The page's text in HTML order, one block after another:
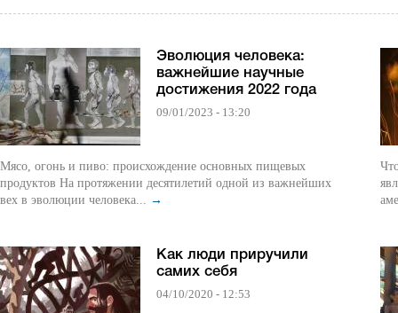
Эволюция человека:
важнейшие научные
достижения 2022 года
09/01/2023 - 13:20
Мясо, огонь и пиво: происхождение основных пищевых
продуктов На протяжении десятилетий одной из важнейших
вех в эволюции человека... →
Как люди приручили
самих себя
04/10/2020 - 12:53